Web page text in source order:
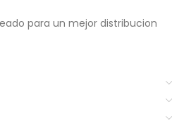
para un mejor distribucion